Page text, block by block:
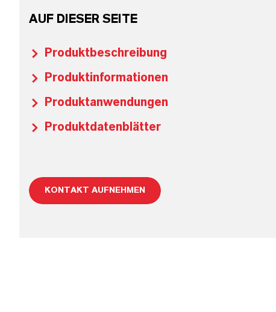
AUF DIESER SEITE
Produktbeschreibung
Produktinformationen
Produktanwendungen
Produktdatenblätter
KONTAKT AUFNEHMEN